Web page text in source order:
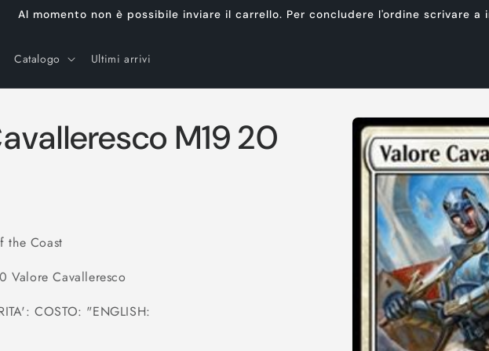
Al momento non è possibile inviare il carrello. Per concludere l'ordine scrivare a
Catalogo Ultimi arrivi
Passa alle
informazioni
sul prodotto
M19 20
the Coast
Valore Cavalleresco
COSTO: "ENGLISH: